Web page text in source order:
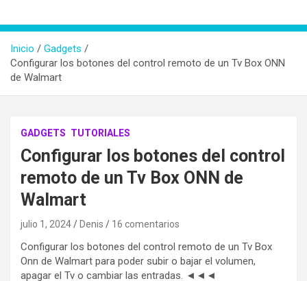
Inicio
Gadgets
Configurar los botones del control remoto de un Tv Box ONN
de Walmart
GADGETS TUTORIALES
Configurar los botones del control
remoto de un Tv Box ONN de
Walmart
julio 1, 2024 Denis 16 comentarios
Configurar los botones del control remoto de un Tv Box
Onn de Walmart para poder subir o bajar el volumen,
apagar el Tv o cambiar las entradas. ◄◄◄